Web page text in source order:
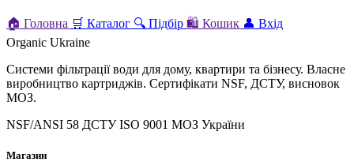
🏠 Головна 🛒 Каталог 🔍 Підбір 🛍 Кошик 👤 Вхід
Organic Ukraine
Системи фільтрації води для дому, квартири та бізнесу. Власне
виробництво картриджів. Сертифікати NSF, ДСТУ, висновок
МОЗ.
NSF/ANSI 58 ДСТУ ISO 9001 МОЗ України
Магазин